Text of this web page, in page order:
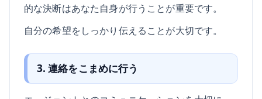
的な決断はあなた自身が行うことが重要です。
自分の希望をしっかり伝えることが大切です。
3. 連絡をこまめに行う